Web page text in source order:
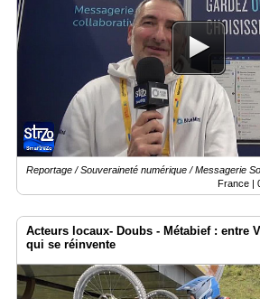
Reportage / Souveraineté numérique / Messagerie
France |
Acteurs locaux- Doubs - Métabief : entre
qui se réinvente